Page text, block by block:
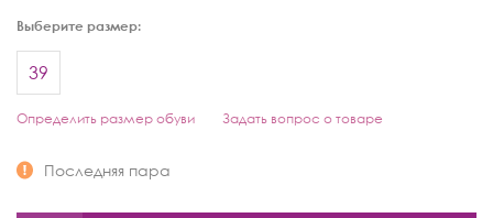
Выберите размер:
39
Определить размер обуви Задать вопрос о товаре
Последняя пара